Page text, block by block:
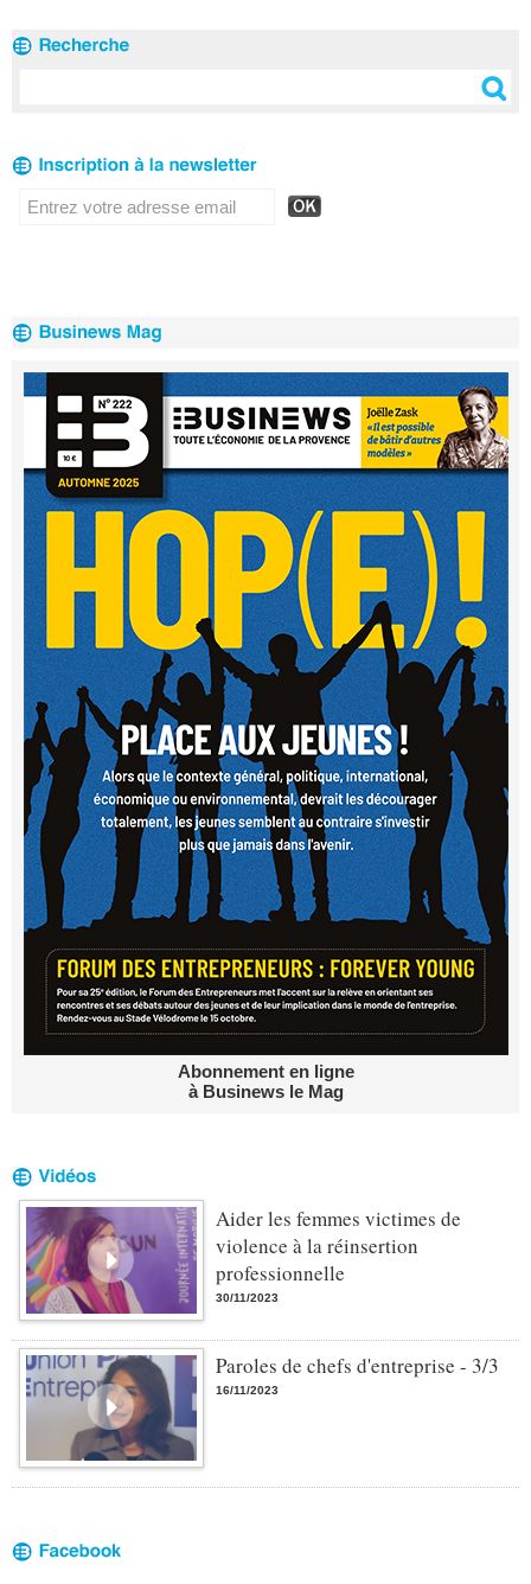
Abonnement en ligne
à Businews le Mag
Aider les femmes victimes de
violence à la réinsertion
professionnelle
30/11/2023
Paroles de chefs d'entreprise - 3/3
16/11/2023